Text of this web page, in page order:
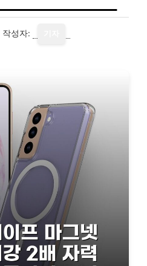
작성자: